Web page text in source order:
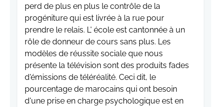
perd de plus en plus le contrôle de la
progéniture qui est livrée à la rue pour
prendre le relais. L' école est cantonnée à un
rôle de donneur de cours sans plus. Les
modèles de réussite sociale que nous
présente la télévision sont des produits fades
d'émissions de téléréalité. Ceci dit, le
pourcentage de marocains qui ont besoin
d'une prise en charge psychologique est en